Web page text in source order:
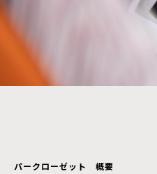
パークローゼット 概要